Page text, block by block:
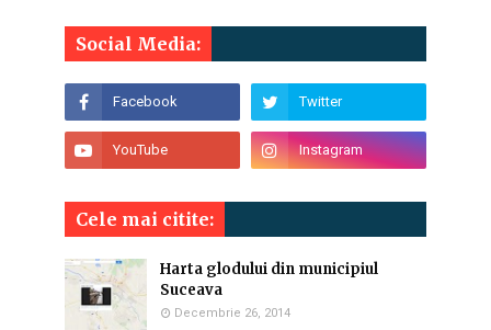
Social Media:
Cele mai citite:
Harta glodului din municipiul
Suceava
Decembrie 26, 2014